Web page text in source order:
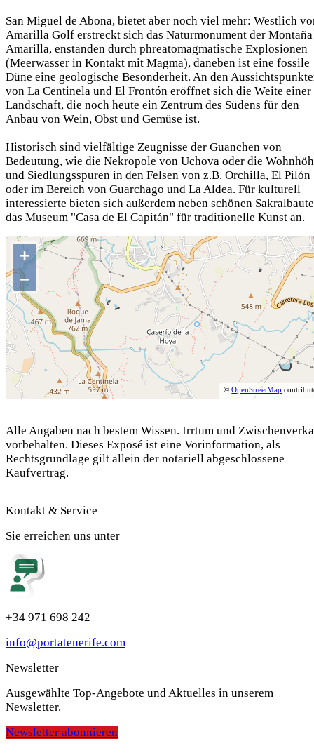
San Miguel de Abona, bietet aber noch viel mehr: Westlich
Amarilla Golf erstreckt sich das Naturmonument der Montaña
Amarilla, enstanden durch phreatomagmatische Explosionen
(Meerwasser in Kontakt mit Magma), daneben ist eine fossile
Düne eine geologische Besonderheit. An den
von La Centinela und El Frontón eröffnet sich die Weite einer
Landschaft, die noch heute ein Zentrum des Südens für den
Anbau von Wein, Obst und Gemüse ist.
Historisch sind vielfältige Zeugnisse der Guanchen von
Bedeutung, wie die Nekropole von Uchova oder die
und Siedlungsspuren in den Felsen von z.B. Orchilla, El Pilón
oder im Bereich von Guarchago und La Aldea. Für kulturell
interessierte bieten sich außerdem neben schönen
das Museum "Casa de El Capitán" für traditionelle Kunst an.
+
−
©OpenStreetMap
Alle Angaben nach bestem Wissen. Irrtum und
vorbehalten. Dieses Exposé ist eine Vorinformation, als
Rechtsgrundlage gilt allein der notariell abgeschlossene
Kaufvertrag.
Kontakt & Service
Sie erreichen uns unter
+34 971 698 242
info@portatenerife.com
Newsletter
Ausgewählte Top-Angebote und Aktuelles in unserem
Newsletter.
Newsletter abonnieren